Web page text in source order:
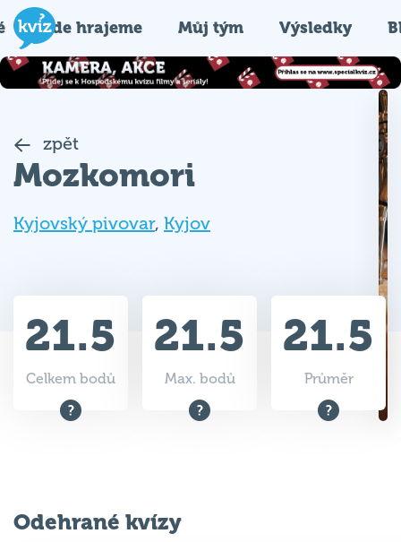
Kde hrajeme Můj tým Výsledky
zpět
Mozkomori
Kyjovský pivovar, Kyjov
21.5
Celkem bodů
21.5
Max. bodů
21.5
Průměr
Odehrané kvízy